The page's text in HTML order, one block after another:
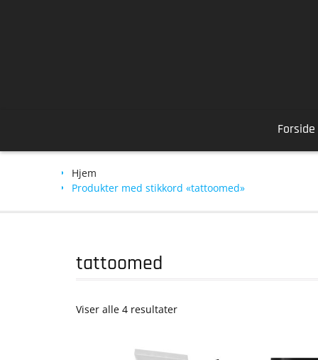
Forside
Hjem
Produkter med stikkord «tattoomed»
tattoomed
Viser alle 4 resultater